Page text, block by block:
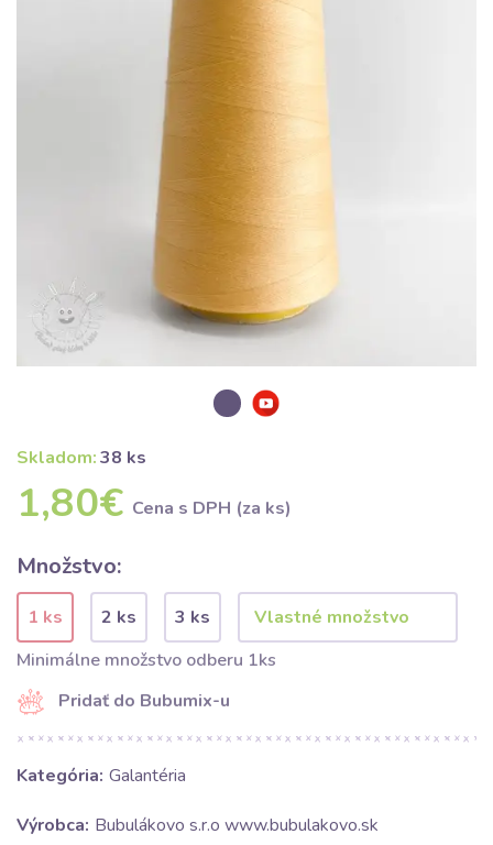
Skladom:38 ks
1,80€ Cena s DPH (za ks)
Množstvo:
1 ks 2 ks
3 ks
Minimálne množstvo odberu 1ks
Pridať do Bubumix-u
Kategória: Galantéria
Výrobca: Bubulákovo s.r.o www.bubulakovo.sk